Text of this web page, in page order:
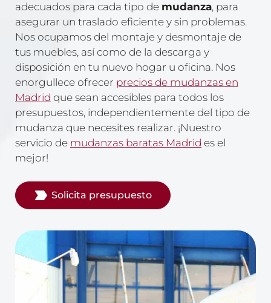
adecuados para cada tipo de mudanza, para
asegurar un traslado eficiente y sin problemas.
Nos ocupamos del montaje y desmontaje de
tus muebles, así como de la descarga y
disposición en tu nuevo hogar u oficina. Nos
enorgullece ofrecer precios de mudanzas en
Madrid que sean accesibles para todos los
presupuestos, independientemente del tipo de
mudanza que necesites realizar. ¡Nuestro
servicio de mudanzas baratas Madrid es el
mejor!
Solicita presupuesto